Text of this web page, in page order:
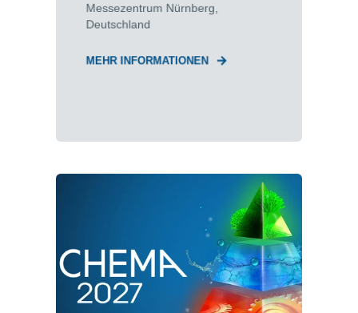
Messezentrum Nürnberg,
Deutschland
MEHR INFORMATIONEN